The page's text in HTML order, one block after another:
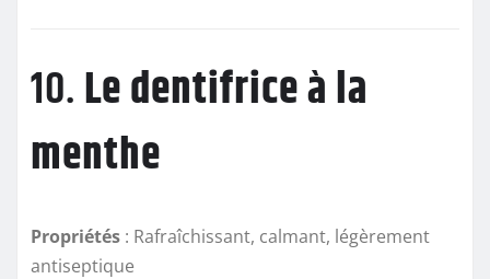
10.Le dentifrice à la
menthe
Propriétés : Rafraîchissant, calmant, légèrement
antiseptique